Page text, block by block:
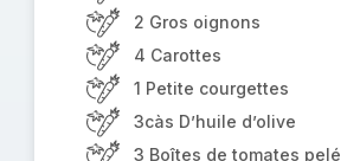
2 Gros oignons
4 Carottes
1 Petite courgettes
3càs D’huile d’olive
3 Boîtes de tomates pelé